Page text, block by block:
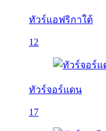
ทัวร์แอฟริกาใต้
12
ทัวร์จอร์แดน
17